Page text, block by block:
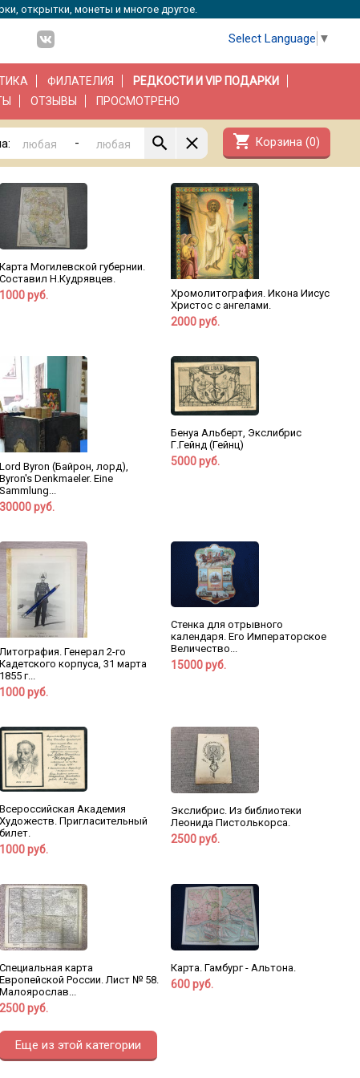
открытки, монеты и многое другое.
Select Language ▼
ФИЛАТЕЛИЯ
РЕДКОСТИ И VIP ПОДАРКИ
ОТЗЫВЫ ПРОСМОТРЕНО
- shopping_cart Корзина (0)
Карта Могилевской губернии.
Составил Н.Кудрявцев.
1000 руб.
Хромолитография. Икона Иисус
Христос с ангелами.
2000 руб.
Lord Byron (Байрон, лорд),
Byron's Denkmaeler. Eine
Sammlung...
30000 руб.
Бенуа Альберт, Экслибрис
Г.Гейнд (Гейнц)
5000 руб.
Генерал 2-го
Кадетского корпуса, 31 марта
1855 г...
1000 руб.
Стенка для отрывного
календаря. Его Императорское
Величество...
15000 руб.
Всероссийская Академия
Художеств. Пригласительный
билет.
1000 руб.
Экслибрис. Из библиотеки
Леонида Пистолькорса.
2500 руб.
Специальная карта
Европейской России. Лист № 58.
Малоярослав...
2500 руб.
Карта. Гамбург - Альтона.
600 руб.
Еще из этой категории